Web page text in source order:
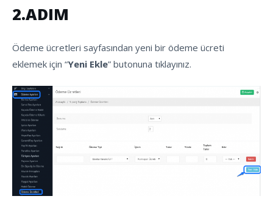
2.ADIM
Ödeme ücretleri sayfasından yeni bir ödeme ücreti
eklemek için “Yeni Ekle” butonuna tıklayınız.